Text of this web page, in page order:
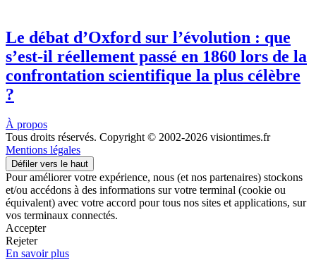
Le débat d’Oxford sur l’évolution : que
s’est-il réellement passé en 1860 lors de la
confrontation scientifique la plus célèbre
?
À propos
Tous droits réservés. Copyright © 2002-2026 visiontimes.fr
Mentions légales
Défiler vers le haut
Pour améliorer votre expérience, nous (et nos partenaires) stockons
et/ou accédons à des informations sur votre terminal (cookie ou
équivalent) avec votre accord pour tous nos sites et applications, sur
vos terminaux connectés.
Accepter
Rejeter
En savoir plus